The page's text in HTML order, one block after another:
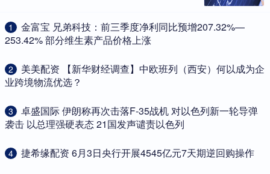
1
​金富宝 兄弟科技：前三季度净利同比预增207.32%—
253.42% 部分维生素产品价格上涨
2
​美美配资 【新华财经调查】中欧班列（西安）何以成为企
业跨境物流优选？
3
​卓盛国际 伊朗称再次击落F-35战机 对以色列新一轮导弹
袭击 以总理强硬表态 21国发声谴责以色列
4 ​捷希缘配资 6月3日央行开展4545亿元7天期逆回购操作